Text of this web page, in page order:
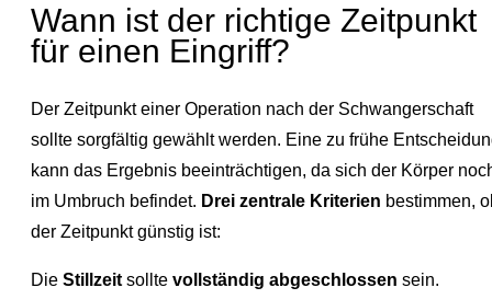
Wann ist der richtige Zeitpunkt
für einen Eingriff?
Der Zeitpunkt einer Operation nach der Schwangerschaft
sollte sorgfältig gewählt werden. Eine zu frühe
kann das Ergebnis beeinträchtigen, da sich der Körper
im Umbruch befindet. Drei zentrale Kriterien bestimmen,
der Zeitpunkt günstig ist:
Die Stillzeit sollte vollständig abgeschlossen sein.